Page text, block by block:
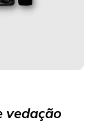
vedação